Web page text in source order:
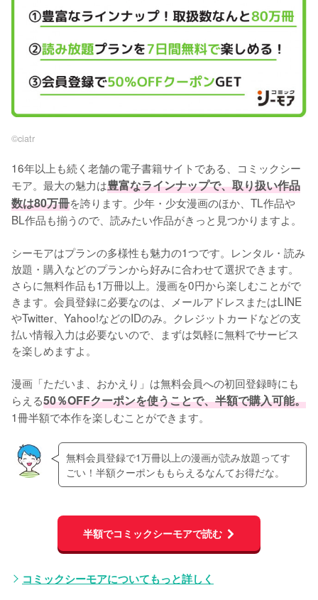
©︎ciatr
16年以上も続く老舗の電子書籍サイトである、コミックシー
モア。最大の魅力は豊富なラインナップで、取り扱い作品
数は80万冊を誇ります。少年・少女漫画のほか、TL作品や
BL作品も揃うので、読みたい作品がきっと見つかりますよ。
シーモアはプランの多様性も魅力の1つです。レンタル・読み
放題・購入などのプランから好みに合わせて選択できます。
さらに無料作品も1万冊以上。漫画を0円から楽しむことがで
きます。会員登録に必要なのは、メールアドレスまたはLINE
やTwitter、Yahoo!などのIDのみ。クレジットカードなどの支
払い情報入力は必要ないので、まずは気軽に無料でサービス
を楽しめますよ。
漫画「ただいま、おかえり」は無料会員への初回登録時にも
らえる50％OFFクーポンを使うことで、半額で購入可能。
1冊半額で本作を楽しむことができます。
無料会員登録で1万冊以上の漫画が読み放題ってす
ごい！半額クーポンももらえるなんてお得だな。
半額でコミックシーモアで読む
コミックシーモアについてもっと詳しく